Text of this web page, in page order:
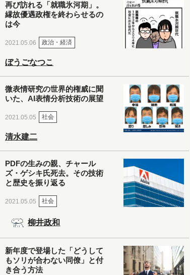
再び訪れる「就職氷河期」。
縁故優遇政権を終わらせるの
は今
2021.05.06 政治・経済
ぼうごなつこ
微表情研究の世界的権威に聞
いた、AI表情分析技術の展望
2021.05.05 社会
清水建二
PDFの生みの親、チャール
ズ・ゲシキ氏死去。その技術
と歴史を振り返る
2021.05.05 社会
柳井政和
新年度で登場した「どうして
もソリが合わない同僚」と付
き合う方法